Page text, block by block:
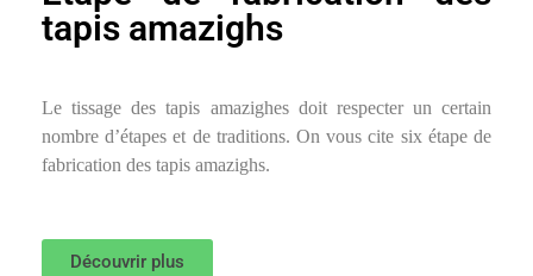
tapis amazighs
Le tissage des tapis amazighes doit respecter un certain
nombre d’étapes et de traditions. On vous cite six étape de
fabrication des tapis amazighs.
Découvrir plus